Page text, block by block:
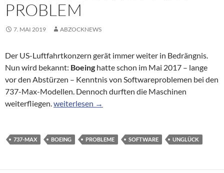
PROBLEM
7. MAI 2019 ABZOCKNEWS
Der US-Luftfahrtkonzern gerät immer weiter in Bedrängnis.
Nun wird bekannt: Boeing hatte schon im Mai 2017 – lange
vor den Abstürzen – Kenntnis von Softwareproblemen bei den
737-Max-Modellen. Dennoch durften die Maschinen
weiterfliegen.Boeing wusste schon lange vor erstem Absturz
weiterlesen →
737-MAX BOEING PROBLEME SOFTWARE UNGLÜCK